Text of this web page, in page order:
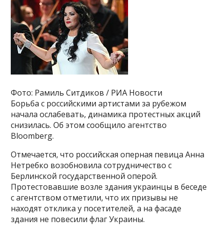
Фото: Рамиль Ситдиков / РИА Новости
Борьба с российскими артистами за рубежом
начала ослабевать, динамика протестных акций
снизилась. Об этом сообщило агентство
Bloomberg.
Отмечается, что российская оперная певица Анна
Нетребко возобновила сотрудничество с
Берлинской государственной оперой.
Протестовавшие возле здания украинцы в беседе
с агентством отметили, что их призывы не
находят отклика у посетителей, а на фасаде
здания не повесили флаг Украины.